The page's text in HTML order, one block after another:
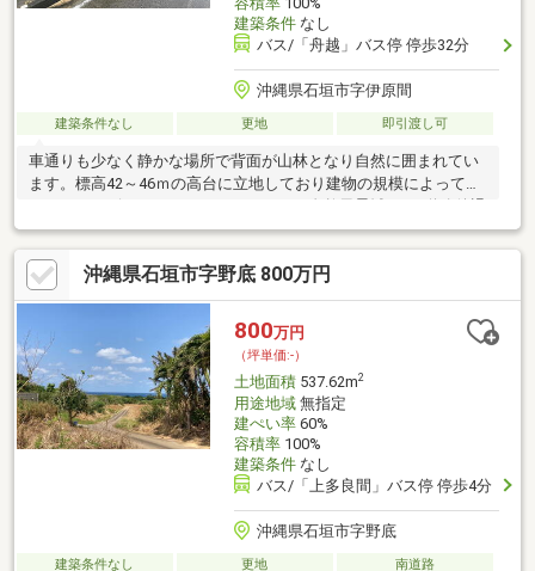
建築条件なし
バス/「舟越」バス停 停歩32分
沖縄県石垣市字伊原間
建築条件なし 更地 即引渡し可
車通りも少なく静かな場所で背面が山林となり自然に囲まれてい
ます。標高42～46ｍの高台に立地しており建物の規模によっては
5ｍ、隣地後退2ｍ ・前面道路に水道管本管埋設有り ・浄化槽設置
が必要 ・建築プランニングなど設計事務所ご紹介致します。
沖縄県石垣市字野底 800万円
800万円
（坪単価:-）
土地面積537.62m2
用途地域無指定
建ぺい率60%
容積率100%
建築条件なし
バス/「上多良間」バス停 停歩4分
沖縄県石垣市字野底
建築条件なし 更地 南道路